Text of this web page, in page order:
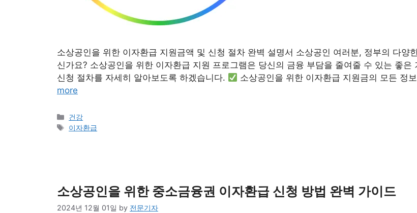
소상공인을 위한 이자환급 지원금액 및 신청 절차 완벽 설명서 소상공인 여러분, 정부의 다양
신가요? 소상공인을 위한 이자환급 지원 프로그램은 당신의 금융 부담을 줄여줄 수 있는 좋
신청 절차를 자세히 알아보도록 하겠습니다.
소상공인을 위한 이자환급 지원금의 모든 정
more
Categories
건강
Tags
이자환급
소상공인을 위한 중소금융권 이자환급 신청 방법 완벽 가이드
2024년 12월 01일 by 전문기자